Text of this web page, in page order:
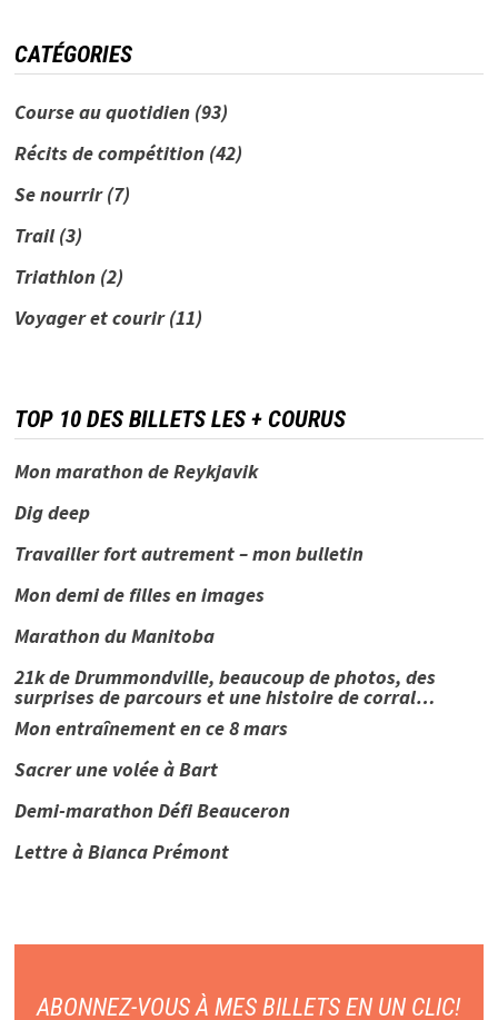
CATÉGORIES
Course au quotidien(93)
Récits de compétition(42)
Se nourrir(7)
Trail(3)
Triathlon(2)
Voyager et courir(11)
TOP 10 DES BILLETS LES + COURUS
Mon marathon de Reykjavik
Dig deep
Travailler fort autrement – mon bulletin
Mon demi de filles en images
Marathon du Manitoba
21k de Drummondville, beaucoup de photos, des
surprises de parcours et une histoire de corral…
Mon entraînement en ce 8 mars
Sacrer une volée à Bart
Demi-marathon Défi Beauceron
Lettre à Bianca Prémont
ABONNEZ-VOUS À MES BILLETS EN UN CLIC!